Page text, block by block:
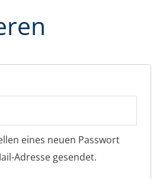
eines neu­en Pass­wort
Adres­se gesendet.